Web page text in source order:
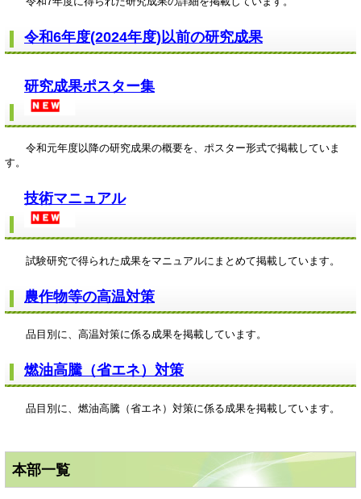
令和6年度(2024年度)以前の研究成果
研究成果ポスター集
令和元年度以降の研究成果の概要を、ポスター形式で掲載していま
す。
技術マニュアル
試験研究で得られた成果をマニュアルにまとめて掲載しています。
農作物等の高温対策
品目別に、高温対策に係る成果を掲載しています。
燃油高騰（省エネ）対策
品目別に、燃油高騰（省エネ）対策に係る成果を掲載しています。
本部一覧